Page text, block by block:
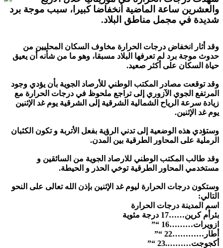
والعشرين ساعة الماضية انخفاضا كبيرا، سبب موجة برد
شديدة في مجمل مناطق البلاد.
وقد أثار انخفاض درجات الحرارة مخاوف السكان المحليين من
حدوث موجة برد لم تعرفها البلاد مسبقا، وهو ما من شأنه أن يعيق
حياة السكان على أكثر صعيد.
وقد توقعت مصادر المكتب الوطني للأرصاد الجوية بأن يؤدي وجود
المرتفع الجوي الآزوري إلى تراجع ملحوظ في درجات الحرارة مع
زيادة سرعة الرياح الشمالية الشرقية إلى الشرقية يوم غد الإثنين
يوم غد الإثنين.
وستؤدي هذه الوضعية إلى تدني الرؤية بفعل الأتربة و تكون الكثبان
الرملية على المحاور الطرقية بين المدن.
وقد طالب المكتب الوطني للارصاد الجوية من السائقين و
مستخدمي المحاور الطرقية توخي الحذر و الحيطة.
وستكون درجات الحرارة ليوم غد الإثنين بإذن الله تعالى على النحو
التالي:
اسم المدينة درجات الحرارة
بئرأم كرين……17 درجة مئوية
ازويرات………16
“”
أطار…………22
“”
أكجوجت……….23
“”